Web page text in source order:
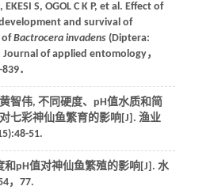
, EKESI S, OGOL C K P, et al. Effect of
and survival of
ofBactrocera invadens(Diptera:
Journal of applied entomology，
．
智伟, 不同硬度、pH值水质和简
七彩神仙鱼繁育的影响[J]. 渔业
51.
和pH值对神仙鱼繁殖的影响[J]. 水
，77.